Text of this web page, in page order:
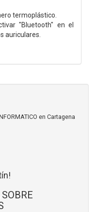
termoplástico.
"Bluetooth" en el
auriculares.
en Cartagena